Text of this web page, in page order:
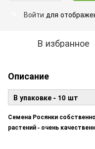
Войти для
В избранное
Описание
В упаковке - 10 шт
Семена Росянки
растений - очень